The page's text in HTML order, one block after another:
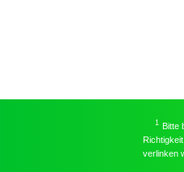
1 Bitte
verlinken